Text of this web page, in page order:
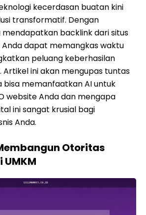
kecerdasan buatan kini
transformatif. Dengan
backlink dari situs
dapat memangkas waktu
peluang keberhasilan
Artikel ini akan mengupas tuntas
bisa memanfaatkan AI untuk
website Anda dan mengapa
ini sangat krusial bagi
Anda.
Otoritas